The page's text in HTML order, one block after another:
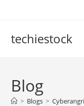
techiestock
Blog
> Blogs >